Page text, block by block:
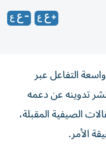
التفاعل عبر
تدوينه عن دعمه
الصيفية المقبلة،
الأمر.